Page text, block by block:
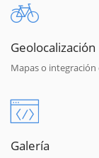
Geolocalización
Mapas o
Galería